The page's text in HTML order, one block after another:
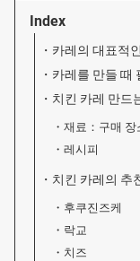
Index
카레의 대표적
카레를 만들 때
치킨 카레 만드
재료：구매 장
레시피
치킨 카레의 추
후쿠진즈케
락교
치즈